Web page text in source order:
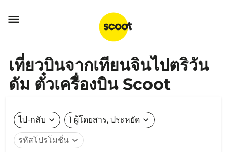

เที่ยวบินจากเทียนจินไปตริวัน
ดัม ตั๋วเครื่องบิน Scoot
ไป-กลับ expand_more 1 ผู้โดยสาร, ประหยัด expand_more
รหัสโปรโมชั่น expand_more